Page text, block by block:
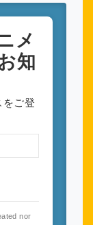
メ
知
をご登
nor